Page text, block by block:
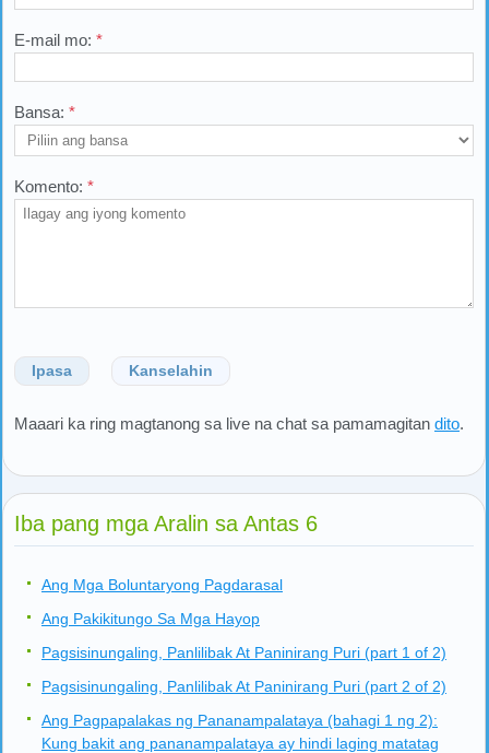
E-mail mo: *
Bansa: *
Komento: *
Ipasa Kanselahin
Maaari ka ring magtanong sa live na chat sa pamamagitan dito.
Iba pang mga Aralin sa Antas 6
Ang Mga Boluntaryong Pagdarasal
Ang Pakikitungo Sa Mga Hayop
Pagsisinungaling, Panlilibak At Paninirang Puri (part 1 of 2)
Pagsisinungaling, Panlilibak At Paninirang Puri (part 2 of 2)
Ang Pagpapalakas ng Pananampalataya (bahagi 1 ng 2):
Kung bakit ang pananampalataya ay hindi laging matatag